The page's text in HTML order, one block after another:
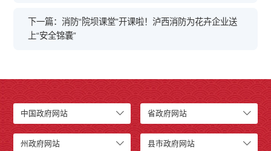
下一篇：消防“院坝课堂”开课啦！泸西消防为花卉企业送
上“安全锦囊”
中国政府网站 省政府网站
州政府网站 县市政府网站